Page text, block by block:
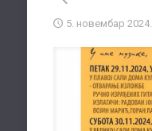
5. новембар 2024.